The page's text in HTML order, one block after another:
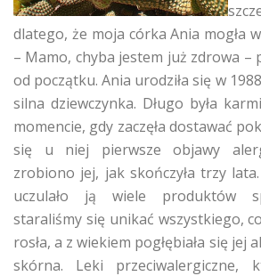
dlatego, że moja córka Ania mogła
– Mamo, chyba jestem już zdrowa –
od początku. Ania urodziła się w
silna dziewczynka. Długo była
momencie, gdy zaczęła dostawać
się u niej pierwsze objawy
zrobiono jej, jak skończyła trzy
uczulało ją wiele produktów
staraliśmy się unikać wszystkiego,
rosła, a z wiekiem pogłębiała się jej
skórna. Leki przeciwalergiczne,